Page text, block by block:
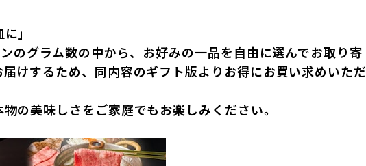
」
のグラム数の中から、お好みの一品を自由に選んでお取り寄
けするため、同内容のギフト版よりお得にお買い求めいただ
の美味しさをご家庭でもお楽しみください。